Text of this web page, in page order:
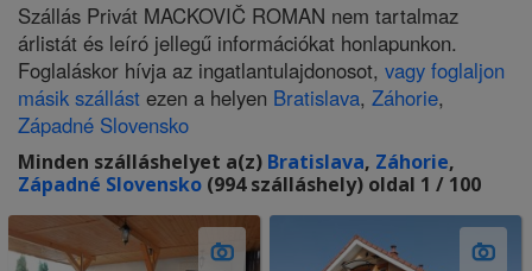
Szállás Privát MACKOVIČ ROMAN nem tartalmaz
árlistát és leíró jellegű információkat honlapunkon.
Foglaláskor hívja az ingatlantulajdonosot, vagy foglaljon
másik szállást ezen a helyen Bratislava, Záhorie,
Západné Slovensko
Minden szálláshelyet a(z) Bratislava, Záhorie,
Západné Slovensko (994 szálláshely) oldal 1 / 100